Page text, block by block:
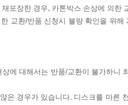
포장한 경우, 카톤박스 손상에 의한
교환/반품 신청시 불량 확인을 위
에 대해서는 반품/교환이 불가하니
은 경우가 있습니다. 디스크를 마른